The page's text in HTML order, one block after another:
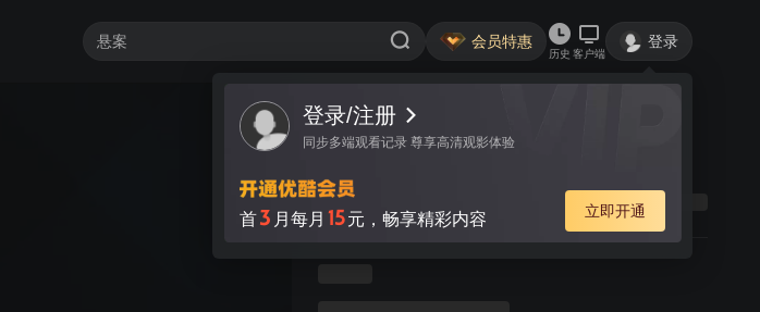
会员特惠
历史 客户端
登录
登录/注册
同步多端观看记录 尊享高清观影体验
首3 月每月 15元，畅享精彩内容 立即开通